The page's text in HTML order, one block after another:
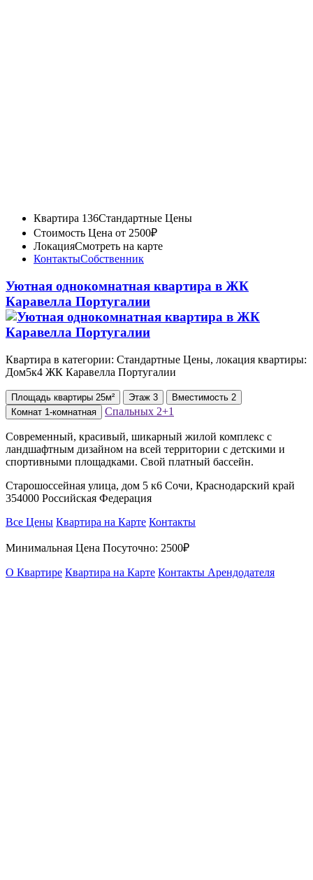
Квартира 136Стандартные Цены
Стоимость Цена от 2500₽
ЛокацияСмотреть на карте
КонтактыСобственник
Уютная однокомнатная квартира в ЖК
Каравелла Португалии
Квартира в категории: Стандартные Цены, локация квартиры:
Дом5к4 ЖК Каравелла Португалии
Площадь квартиры 25м² Этаж 3 Вместимость 2
Комнат 1-комнатная Спальных 2+1
Современный, красивый, шикарный жилой комплекс с
ландшафтным дизайном на всей территории с детскими и
спортивными площадками. Свой платный бассейн.
Старошоссейная улица, дом 5 к6 Сочи, Краснодарский край
354000 Российская Федерация
Все Цены Квартира на Карте Контакты
Минимальная Цена Посуточно: 2500₽
О Квартире Квартира на Карте Контакты Арендодателя